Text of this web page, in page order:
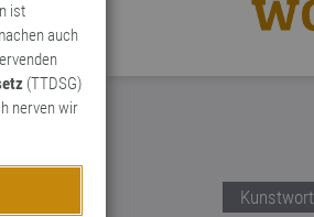
ist
auch
(TTDSG)
nerven wir
Kunstwort